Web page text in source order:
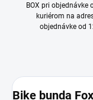
BOX pri objednávke
kuriérom na
objednávke od
Bike bunda